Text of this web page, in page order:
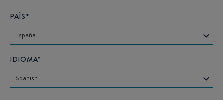
PAÍS*
España
IDIOMA*
Spanish